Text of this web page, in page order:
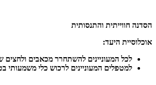
הסדנה חווייתית והתנסותית
אוכלוסיית היעד:
לכל המעוניינים להשתחרר מכאבים ולחצים
למטפלים המעוניינים לרכוש כלי משמעותי